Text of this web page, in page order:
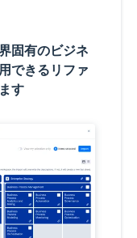
固有のビジネ
できるリファ
す